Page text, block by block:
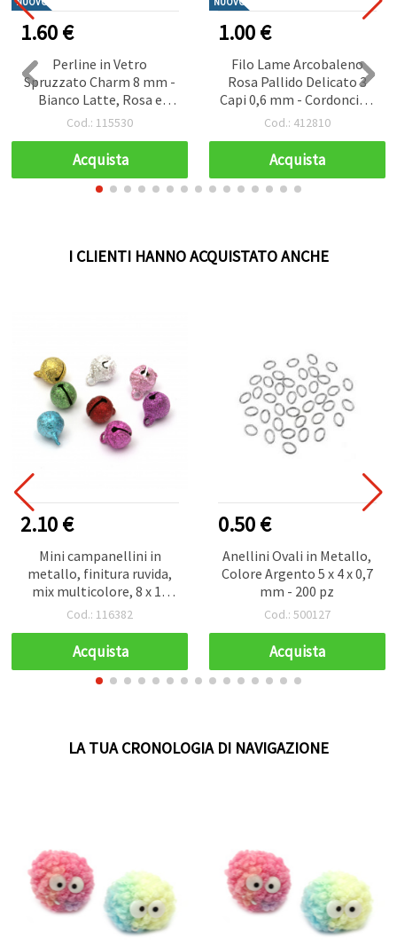
1.60 €
Perline in Vetro
Spruzzato Charm 8 mm -
Bianco Latte, Rosa e
Verde Assortite, Foro 1
e Creazioni Artigianali
Cod.: 115530
Acquista
1.00 €
Filo Lame Arcobaleno
Rosa Pallido Delicato 3
Capi 0,6 mm - Cordoncino
Morbido, Lucido ed
Cod.: 412810
Acquista
I CLIENTI HANNO ACQUISTATO ANCHE
2.10 €
Mini campanellini in
metallo, finitura ruvida,
mix multicolore, 8 x 10
mm, foro: 1,5 mm - 20 pz
Cod.: 116382
Acquista
0.50 €
Anellini Ovali in Metallo,
Colore Argento 5 x 4 x 0,7
mm - 200 pz
Cod.: 500127
Acquista
LA TUA CRONOLOGIA DI NAVIGAZIONE